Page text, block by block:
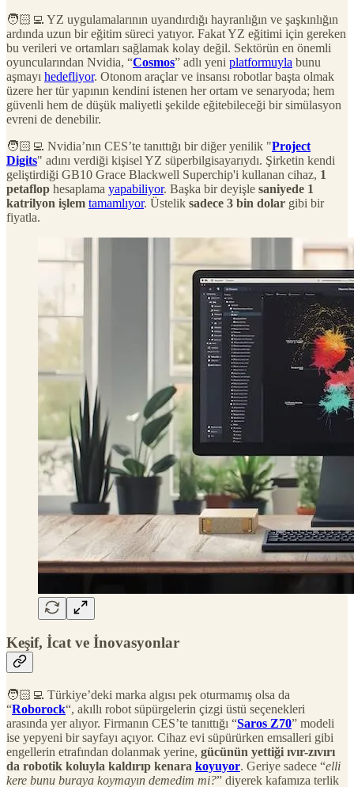
🧑🏻‍💻 YZ uygulamalarının uyandırdığı hayranlığın ve şaşkınlığın
ardında uzun bir eğitim süreci yatıyor. Fakat YZ eğitimi için gereken
bu verileri ve ortamları sağlamak kolay değil. Sektörün en önemli
oyuncularından Nvidia, “Cosmos” adlı yeni platformuyla bunu
aşmayı hedefliyor. Otonom araçlar ve insansı robotlar başta olmak
üzere her tür yapının kendini istenen her ortam ve senaryoda; hem
güvenli hem de düşük maliyetli şekilde eğitebileceği bir simülasyon
evreni de denebilir.
🧑🏻‍💻 Nvidia’nın CES’te tanıttığı bir diğer yenilik "Project
Digits" adını verdiği kişisel YZ süperbilgisayarıydı. Şirketin kendi
geliştirdiği GB10 Grace Blackwell Superchip'i kullanan cihaz, 1
petaflop hesaplama yapabiliyor. Başka bir deyişle saniyede 1
katrilyon işlem tamamlıyor. Üstelik sadece 3 bin dolar gibi bir
fiyatla.
Keşif, İcat ve İnovasyonlar
🧑🏻‍💻 Türkiye’deki marka algısı pek oturmamış olsa da
“Roborock“, akıllı robot süpürgelerin çizgi üstü seçenekleri
arasında yer alıyor. Firmanın CES’te tanıttığı “Saros Z70” modeli
ise yepyeni bir sayfayı açıyor. Cihaz evi süpürürken emsalleri gibi
engellerin etrafından dolanmak yerine, gücünün yettiği ıvır-zıvırı
da robotik koluyla kaldırıp kenara koyuyor. Geriye sadece “elli
kere bunu buraya koymayın demedim mi?” diyerek kafamıza terlik